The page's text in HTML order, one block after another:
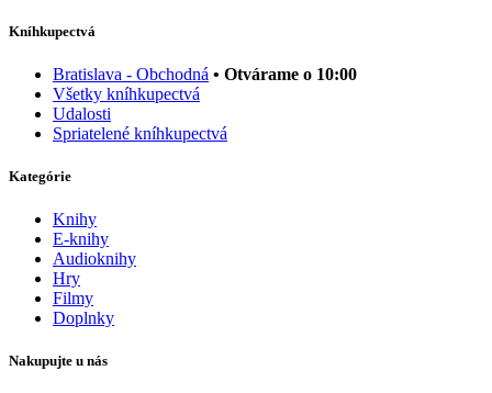
Kníhkupectvá
Bratislava - Obchodná • Otvárame o 10:00
Všetky kníhkupectvá
Udalosti
Spriatelené kníhkupectvá
Kategórie
Knihy
E-knihy
Audioknihy
Hry
Filmy
Doplnky
Nakupujte u nás